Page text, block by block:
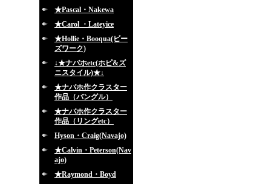
★Pascal・Nakewa
★Carol ・Lateyice
★Hollie・Booqua(ビー
ズワーク)
↓★ナバホetc(ホピ&ズ
ニスタイル)★↓
★ナバホ作クラスター
作品（バングル）
★ナバホ作クラスター
作品（リングetc）
Hyson・Craig(Navajo)
★Calvin・Peterson(Nav
ajo)
★Raymond・Boyd